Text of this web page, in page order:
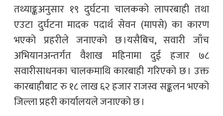
तथ्याङ्कअनुसार १९ दुर्घटना चालकको लापरबाही तथा
एउटा दुर्घटना मादक पदार्थ सेवन (मापसे) का कारण
भएको प्रहरीले जनाएको छ ।यसैबिच, सवारी जाँच
अभियानअन्तर्गत वैशाख महिनामा दुई हजार ७८
सवारीसाधनका चालकमाथि कारबाही गरिएको छ । उक्त
कारबाहीबाट रु १८ लाख ६२ हजार राजस्व सङ्कलन भएको
जिल्ला प्रहरी कार्यालयले जनाएको छ ।